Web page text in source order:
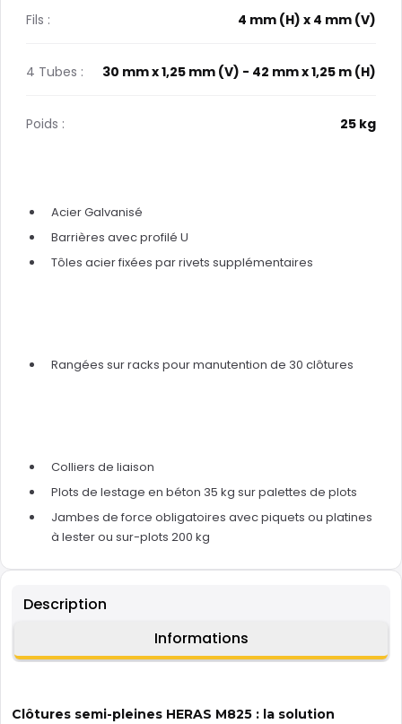
Description
Informations
Clôtures semi-pleines HERAS M825 : la solution
Fils : 4 mm (H) x 4 mm (V)
4 Tubes : 30 mm x 1,25 mm (V) - 42 mm x 1,25 m (H)
Poids : 25 kg
Acier Galvanisé
Barrières avec profilé U
Tôles acier fixées par rivets supplémentaires
Rangées sur racks pour manutention de 30 clôtures
Colliers de liaison
Plots de lestage en béton 35 kg sur palettes de plots
Jambes de force obligatoires avec piquets ou platines
à lester ou sur-plots 200 kg